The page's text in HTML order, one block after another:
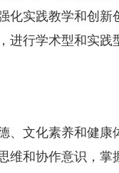
化实践教学和创
进行学术型和实践
文化素养和健康
维和协作意识，